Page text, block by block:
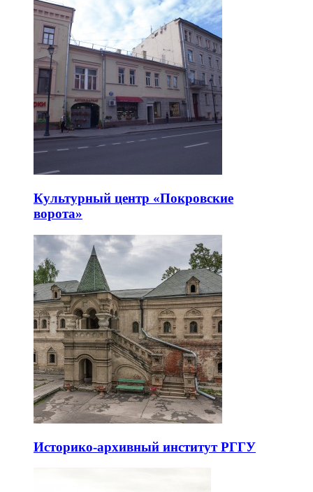
Культурный центр «Покровские
ворота»
Историко-архивный институт РГГУ